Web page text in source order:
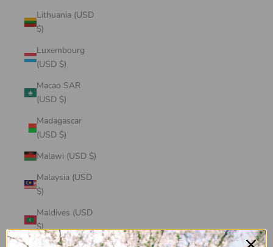
Lithuania (USD
$)
Luxembourg
(USD $)
Macao SAR
(USD $)
Madagascar
(USD $)
Malawi (USD $)
Malaysia (USD
$)
Maldives (USD
$)